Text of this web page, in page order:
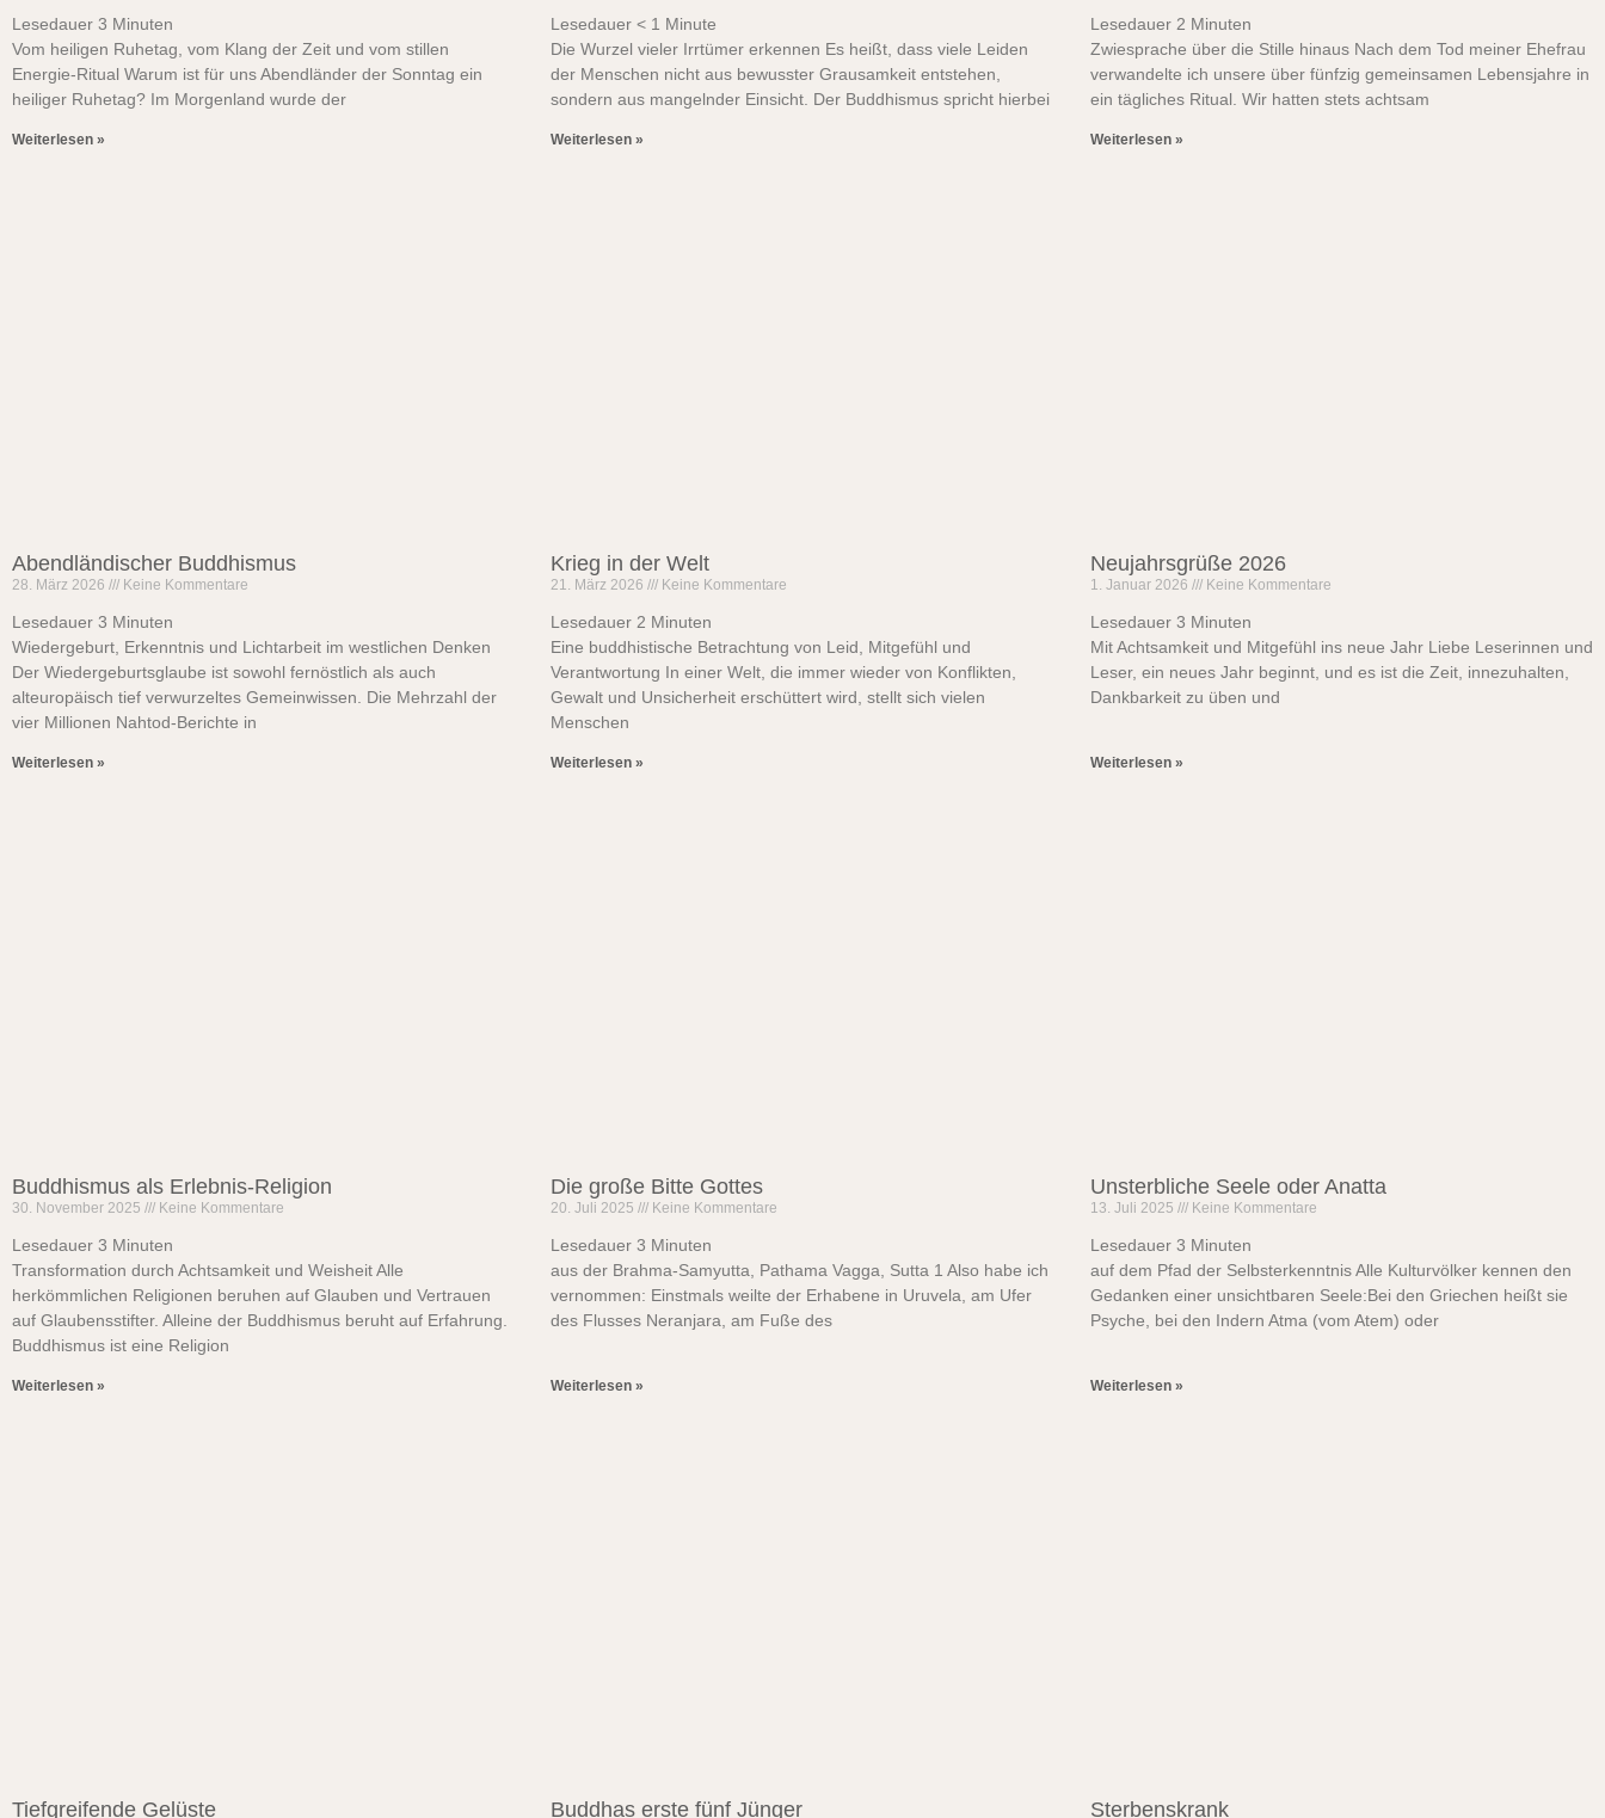
Lesedauer 3 Minuten
Vom heiligen Ruhetag, vom Klang der Zeit und vom stillen
Energie-Ritual Warum ist für uns Abendländer der Sonntag ein
heiliger Ruhetag? Im Morgenland wurde der
Weiterlesen »
Lesedauer < 1 Minute
Die Wurzel vieler Irrtümer erkennen Es heißt, dass viele Leiden
der Menschen nicht aus bewusster Grausamkeit entstehen,
sondern aus mangelnder Einsicht. Der Buddhismus spricht hierbei
Weiterlesen »
Lesedauer 2 Minuten
Zwiesprache über die Stille hinaus Nach dem Tod meiner Ehefrau
verwandelte ich unsere über fünfzig gemeinsamen Lebensjahre in
ein tägliches Ritual. Wir hatten stets achtsam
Weiterlesen »
Abendländischer Buddhismus
28. März 2026 Keine Kommentare
Lesedauer 3 Minuten
Wiedergeburt, Erkenntnis und Lichtarbeit im westlichen Denken
Der Wiedergeburtsglaube ist sowohl fernöstlich als auch
alteuropäisch tief verwurzeltes Gemeinwissen. Die Mehrzahl der
vier Millionen Nahtod-Berichte in
Weiterlesen »
Krieg in der Welt
21. März 2026 Keine Kommentare
Lesedauer 2 Minuten
Eine buddhistische Betrachtung von Leid, Mitgefühl und
Verantwortung In einer Welt, die immer wieder von Konflikten,
Gewalt und Unsicherheit erschüttert wird, stellt sich vielen
Menschen
Weiterlesen »
Neujahrsgrüße 2026
1. Januar 2026 Keine Kommentare
Lesedauer 3 Minuten
Mit Achtsamkeit und Mitgefühl ins neue Jahr Liebe Leserinnen und
Leser, ein neues Jahr beginnt, und es ist die Zeit, innezuhalten,
Dankbarkeit zu üben und
Weiterlesen »
Buddhismus als Erlebnis-Religion
30. November 2025 Keine Kommentare
Lesedauer 3 Minuten
Transformation durch Achtsamkeit und Weisheit Alle
herkömmlichen Religionen beruhen auf Glauben und Vertrauen
auf Glaubensstifter. Alleine der Buddhismus beruht auf Erfahrung.
Buddhismus ist eine Religion
Weiterlesen »
Die große Bitte Gottes
20. Juli 2025 Keine Kommentare
Lesedauer 3 Minuten
aus der Brahma-Samyutta, Pathama Vagga, Sutta 1 Also habe ich
vernommen: Einstmals weilte der Erhabene in Uruvela, am Ufer
des Flusses Neranjara, am Fuße des
Weiterlesen »
Unsterbliche Seele oder Anatta
13. Juli 2025 Keine Kommentare
Lesedauer 3 Minuten
auf dem Pfad der Selbsterkenntnis Alle Kulturvölker kennen den
Gedanken einer unsichtbaren Seele:Bei den Griechen heißt sie
Psyche, bei den Indern Atma (vom Atem) oder
Weiterlesen »
Tiefgreifende Gelüste Buddhas erste fünf Jünger Sterbenskrank